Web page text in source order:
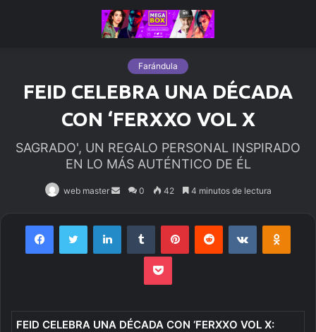
Farándula
FEID CELEBRA UNA DÉCADA
CON ‘FERXXO VOL X
SAGRADO', UN REGALO PERSONAL INSPIRADO
EN LO MÁS AUTÉNTICO DE ÉL
web master
Send
email
0 42 4 minutos de lectura
Pocket
FEID CELEBRA UNA DÉCADA CON ‘FERXXO VOL X: